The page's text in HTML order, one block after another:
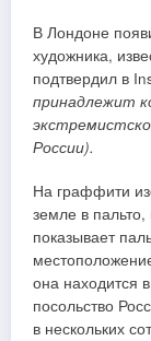
В Лондоне
художника,
подтвердил в
принадлежит
России).
На граффити
земле в
показывает
она находится
посольство
в нескольких